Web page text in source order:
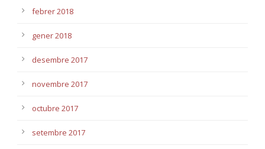
febrer 2018
gener 2018
desembre 2017
novembre 2017
octubre 2017
setembre 2017